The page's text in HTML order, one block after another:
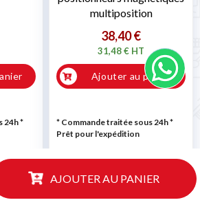
AJOUTER AU PANIER
24h*
multiposition
38,40 €
31,48 € HT
Ajouter au panier
* Commande traitée sous 24h*
Prêt pour l'expédition